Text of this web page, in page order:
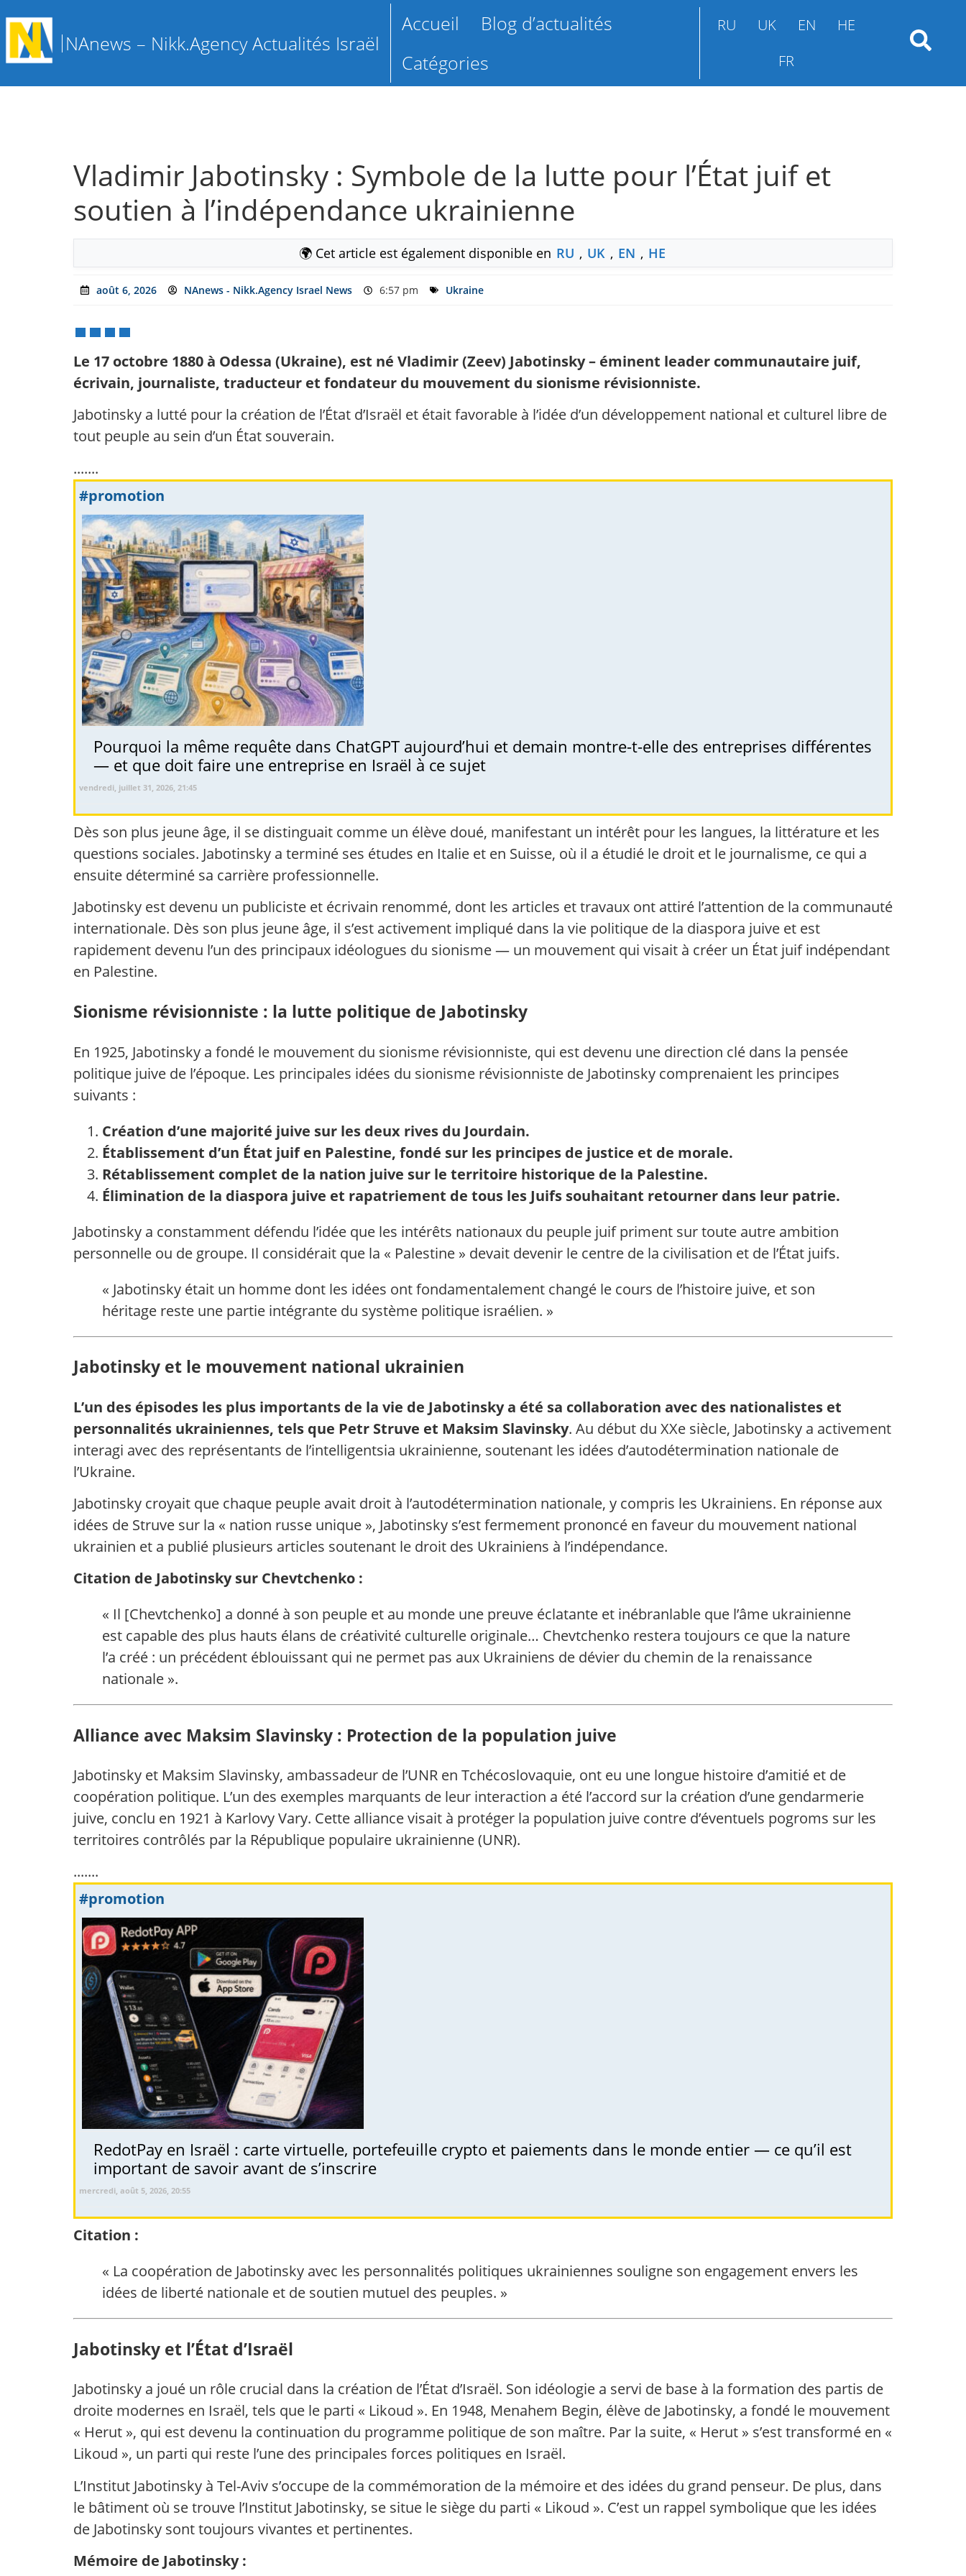
NAnews – Nikk.Agency Actualités Israël
Accueil
Blog d’actualités
Catégories
RU UK EN
HE
FR
Vladimir Jabotinsky : Symbole de la lutte pour l’État juif et
soutien à l’indépendance ukrainienne
🌍 Cet article est également disponible en RU , UK , EN , HE
août 6, 2026 NAnews - Nikk.Agency Israel News 6:57 pm Ukraine
Le 17 octobre 1880 à Odessa (Ukraine), est né Vladimir (Zeev) Jabotinsky – éminent leader communautaire juif,
écrivain, journaliste, traducteur et fondateur du mouvement du sionisme révisionniste.
Jabotinsky a lutté pour la création de l’État d’Israël et était favorable à l’idée d’un développement national et culturel libre de
tout peuple au sein d’un État souverain.
.......
#promotion
Pourquoi la même requête dans ChatGPT aujourd’hui et demain montre-t-elle des entreprises différentes
— et que doit faire une entreprise en Israël à ce sujet
vendredi, juillet 31, 2026, 21:45
Dès son plus jeune âge, il se distinguait comme un élève doué, manifestant un intérêt pour les langues, la littérature et les
questions sociales. Jabotinsky a terminé ses études en Italie et en Suisse, où il a étudié le droit et le journalisme, ce qui a
ensuite déterminé sa carrière professionnelle.
Jabotinsky est devenu un publiciste et écrivain renommé, dont les articles et travaux ont attiré l’attention de la communauté
internationale. Dès son plus jeune âge, il s’est activement impliqué dans la vie politique de la diaspora juive et est
rapidement devenu l’un des principaux idéologues du sionisme — un mouvement qui visait à créer un État juif indépendant
en Palestine.
Sionisme révisionniste : la lutte politique de Jabotinsky
En 1925, Jabotinsky a fondé le mouvement du sionisme révisionniste, qui est devenu une direction clé dans la pensée
politique juive de l’époque. Les principales idées du sionisme révisionniste de Jabotinsky comprenaient les principes
suivants :
Création d’une majorité juive sur les deux rives du Jourdain.
Établissement d’un État juif en Palestine, fondé sur les principes de justice et de morale.
Rétablissement complet de la nation juive sur le territoire historique de la Palestine.
Élimination de la diaspora juive et rapatriement de tous les Juifs souhaitant retourner dans leur patrie.
Jabotinsky a constamment défendu l’idée que les intérêts nationaux du peuple juif priment sur toute autre ambition
personnelle ou de groupe. Il considérait que la « Palestine » devait devenir le centre de la civilisation et de l’État juifs.
« Jabotinsky était un homme dont les idées ont fondamentalement changé le cours de l’histoire juive, et son
héritage reste une partie intégrante du système politique israélien. »
Jabotinsky et le mouvement national ukrainien
L’un des épisodes les plus importants de la vie de Jabotinsky a été sa collaboration avec des nationalistes et
personnalités ukrainiennes, tels que Petr Struve et Maksim Slavinsky. Au début du XXe siècle, Jabotinsky a activement
interagi avec des représentants de l’intelligentsia ukrainienne, soutenant les idées d’autodétermination nationale de
l’Ukraine.
Jabotinsky croyait que chaque peuple avait droit à l’autodétermination nationale, y compris les Ukrainiens. En réponse aux
idées de Struve sur la « nation russe unique », Jabotinsky s’est fermement prononcé en faveur du mouvement national
ukrainien et a publié plusieurs articles soutenant le droit des Ukrainiens à l’indépendance.
Citation de Jabotinsky sur Chevtchenko :
« Il [Chevtchenko] a donné à son peuple et au monde une preuve éclatante et inébranlable que l’âme ukrainienne
est capable des plus hauts élans de créativité culturelle originale… Chevtchenko restera toujours ce que la nature
l’a créé : un précédent éblouissant qui ne permet pas aux Ukrainiens de dévier du chemin de la renaissance
nationale ».
Alliance avec Maksim Slavinsky : Protection de la population juive
Jabotinsky et Maksim Slavinsky, ambassadeur de l’UNR en Tchécoslovaquie, ont eu une longue histoire d’amitié et de
coopération politique. L’un des exemples marquants de leur interaction a été l’accord sur la création d’une gendarmerie
juive, conclu en 1921 à Karlovy Vary. Cette alliance visait à protéger la population juive contre d’éventuels pogroms sur les
territoires contrôlés par la République populaire ukrainienne (UNR).
.......
#promotion
RedotPay en Israël : carte virtuelle, portefeuille crypto et paiements dans le monde entier — ce qu’il est
important de savoir avant de s’inscrire
mercredi, août 5, 2026, 20:55
Citation :
« La coopération de Jabotinsky avec les personnalités politiques ukrainiennes souligne son engagement envers les
idées de liberté nationale et de soutien mutuel des peuples. »
Jabotinsky et l’État d’Israël
Jabotinsky a joué un rôle crucial dans la création de l’État d’Israël. Son idéologie a servi de base à la formation des partis de
droite modernes en Israël, tels que le parti « Likoud ». En 1948, Menahem Begin, élève de Jabotinsky, a fondé le mouvement
« Herut », qui est devenu la continuation du programme politique de son maître. Par la suite, « Herut » s’est transformé en «
Likoud », un parti qui reste l’une des principales forces politiques en Israël.
L’Institut Jabotinsky à Tel-Aviv s’occupe de la commémoration de la mémoire et des idées du grand penseur. De plus, dans
le bâtiment où se trouve l’Institut Jabotinsky, se situe le siège du parti « Likoud ». C’est un rappel symbolique que les idées
de Jabotinsky sont toujours vivantes et pertinentes.
Mémoire de Jabotinsky :